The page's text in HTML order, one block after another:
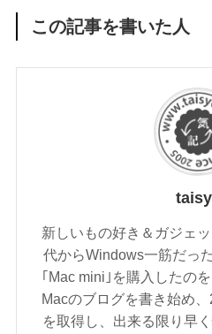
この記事を書いた人
新しいもの好き＆ガジェ
代からWindows一筋だっ
｢Mac mini｣を購入したの
Macのブログを書き始め
を取得し、出来る限り早